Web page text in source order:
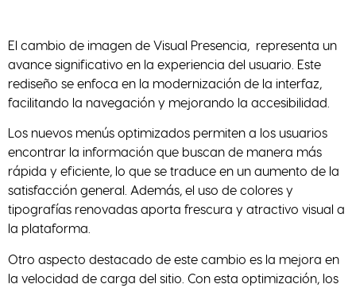
El cambio de imagen de Visual Presencia, representa un
avance significativo en la experiencia del usuario. Este
rediseño se enfoca en la modernización de la interfaz,
facilitando la navegación y mejorando la accesibilidad.
Los nuevos menús optimizados permiten a los usuarios
encontrar la información que buscan de manera más
rápida y eficiente, lo que se traduce en un aumento de la
satisfacción general. Además, el uso de colores y
tipografías renovadas aporta frescura y atractivo visual a
la plataforma.
Otro aspecto destacado de este cambio es la mejora en
la velocidad de carga del sitio. Con esta optimización, los